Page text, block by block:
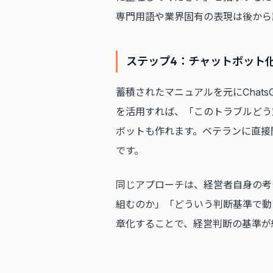
専門用語や業界固有の表現は後か
ステップ4：チャットボット
蓄積されたマニュアルを元に
を活用すれば、「このトラブルど
ボットも作れます。ベテランに直
です。
同じアプローチは、経営者自身の
組むのか」「どういう判断基準で
章化することで、経営判断の基準